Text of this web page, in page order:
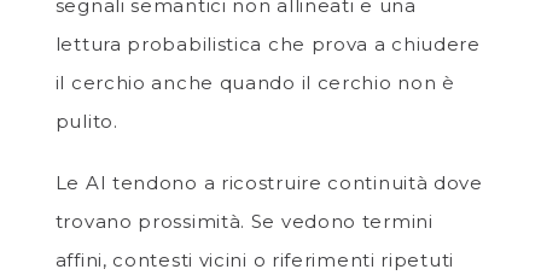
segnali semantici non allineati e una
lettura probabilistica che prova a chiudere
il cerchio anche quando il cerchio non è
pulito.
Le AI tendono a ricostruire continuità dove
trovano prossimità. Se vedono termini
affini, contesti vicini o riferimenti ripetuti